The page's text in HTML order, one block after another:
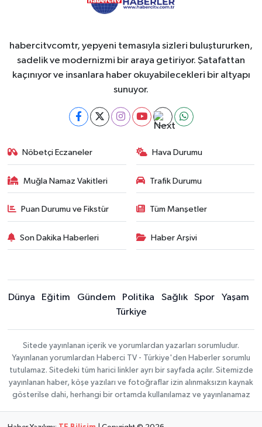
habercitvcomtr, yepyeni temasıyla sizleri buluştururken,
sadelik ve modernizmi bir araya getiriyor. Şatafattan
kaçınıyor ve insanlara haber okuyabilecekleri bir altyapı
sunuyor.
Nöbetçi Eczaneler Hava Durumu
Muğla Namaz Vakitleri Trafik Durumu
Puan Durumu ve Fikstür Tüm Manşetler
Son Dakika Haberleri Haber Arşivi
Dünya Eğitim Gündem Politika Sağlık Spor
Yaşam
Türkiye
Sitede yayınlanan içerik ve yorumlardan yazarları sorumludur.
Yayınlanan yorumlardan Haberci TV - Türkiye'den Haberler sorumlu
tutulamaz. Sitedeki tüm harici linkler ayrı bir sayfada açılır. Sitemizde
yayınlanan haber, köşe yazıları ve fotoğraflar izin alınmaksızın kaynak
gösterilse dahi, herhangi bir ortamda kullanılamaz ve yayınlanamaz